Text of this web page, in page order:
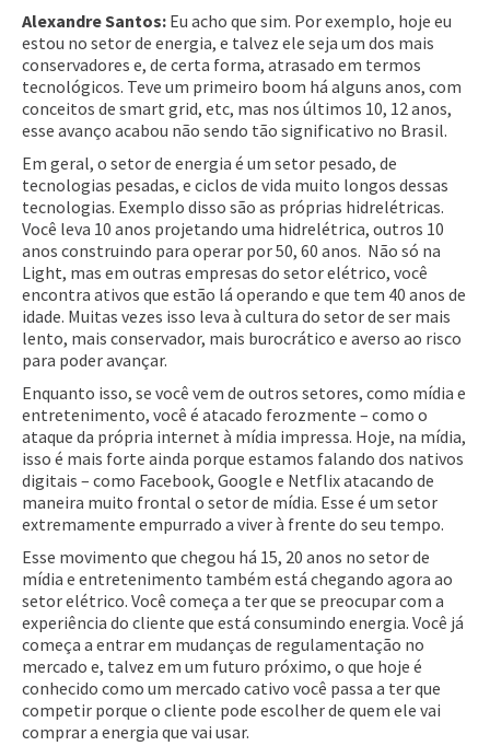
Alexandre Santos: Eu acho que sim. Por exemplo, hoje eu
estou no setor de energia, e talvez ele seja um dos mais
conservadores e, de certa forma, atrasado em termos
tecnológicos. Teve um primeiro boom há alguns anos, com
conceitos de smart grid, etc, mas nos últimos 10, 12 anos,
esse avanço acabou não sendo tão significativo no Brasil.
Em geral, o setor de energia é um setor pesado, de
tecnologias pesadas, e ciclos de vida muito longos dessas
tecnologias. Exemplo disso são as próprias hidrelétricas.
Você leva 10 anos projetando uma hidrelétrica, outros 10
anos construindo para operar por 50, 60 anos. Não só na
Light, mas em outras empresas do setor elétrico, você
encontra ativos que estão lá operando e que tem 40 anos de
idade. Muitas vezes isso leva à cultura do setor de ser mais
lento, mais conservador, mais burocrático e averso ao risco
para poder avançar.
Enquanto isso, se você vem de outros setores, como mídia e
entretenimento, você é atacado ferozmente – como o
ataque da própria internet à mídia impressa. Hoje, na mídia,
isso é mais forte ainda porque estamos falando dos nativos
digitais – como Facebook, Google e Netflix atacando de
maneira muito frontal o setor de mídia. Esse é um setor
extremamente empurrado a viver à frente do seu tempo.
Esse movimento que chegou há 15, 20 anos no setor de
mídia e entretenimento também está chegando agora ao
setor elétrico. Você começa a ter que se preocupar com a
experiência do cliente que está consumindo energia. Você já
começa a entrar em mudanças de regulamentação no
mercado e, talvez em um futuro próximo, o que hoje é
conhecido como um mercado cativo você passa a ter que
competir porque o cliente pode escolher de quem ele vai
comprar a energia que vai usar.